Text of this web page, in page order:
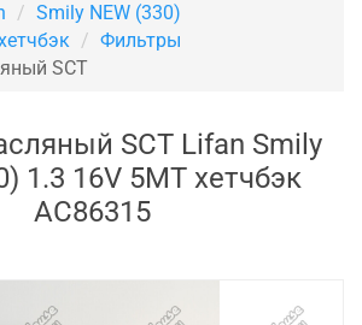
Smily NEW (330)
Фильтры
SCT
SCT Lifan Smily
1.3 16V 5MT хетчбэк
AC86315